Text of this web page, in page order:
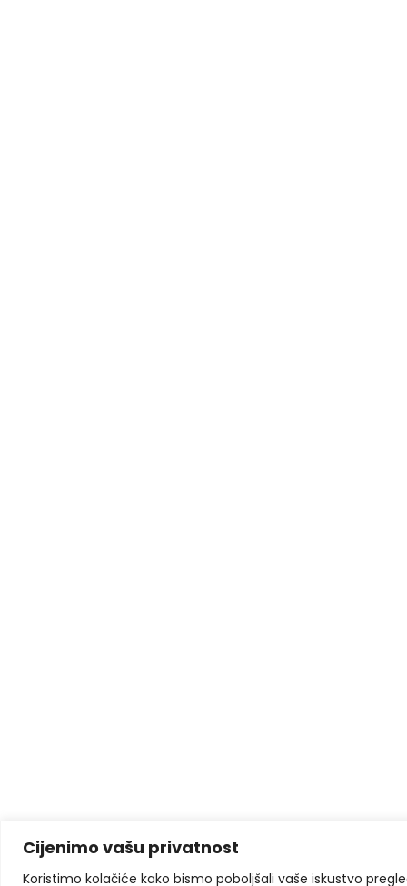
Cijenimo vašu privatnost
Koristimo kolačiće kako bismo poboljšali vaše iskustvo